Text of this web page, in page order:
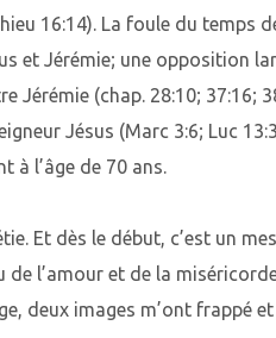
16:14). La foule du temps
et Jérémie; une opposition
(chap. 28:10; 37:16;
Jésus (Marc 3:6; Luc
à l’âge de 70 ans.
Et dès le début, c’est un
l’amour et de la
deux images m’ont frappé et